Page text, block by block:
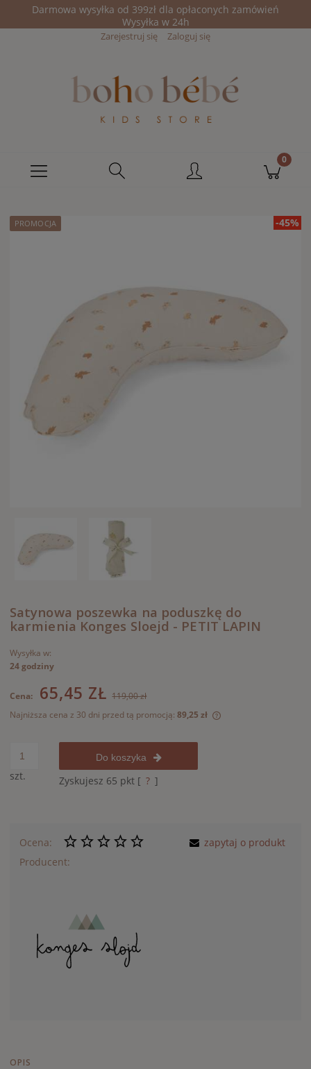
Darmowa wysyłka od 399zł dla opłaconych zamówień
Wysyłka w 24h
Zarejestruj się Zaloguj się
PROMOCJA -45%
Satynowa poszewka na poduszkę do
karmienia Konges Sloejd - PETIT LAPIN
Wysyłka w:
24 godziny
Cena: 65,45 ZŁ 119,00 zł
Najniższa cena z 30 dni przed tą promocją: 89,25 zł
szt.
Do koszyka
Zyskujesz 65 pkt [ ? ]
Ocena:
Producent:
zapytaj o produkt
OPIS